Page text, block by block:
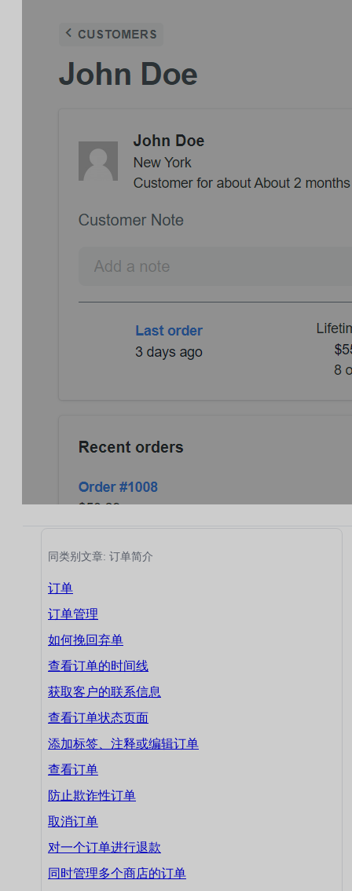
同类别文章: 订单简介
订单
订单管理
如何挽回弃单
查看订单的时间线
获取客户的联系信息
查看订单状态页面
添加标签、注释或编辑订单
查看订单
防止欺诈性订单
取消订单
对一个订单进行退款
同时管理多个商店的订单